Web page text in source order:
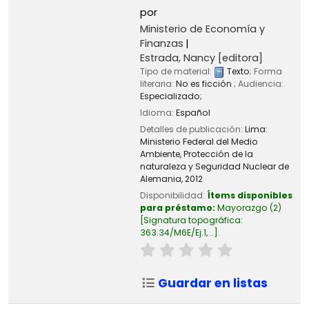
por
Ministerio de Economía y
Finanzas
Estrada, Nancy[editora]
Tipo de material: Texto; Forma
literaria: No es ficción ; Audiencia:
Especializado;
Idioma: Español
Detalles de publicación: Lima:
Ministerio Federal del Medio
Ambiente, Protección de la
naturaleza y Seguridad Nuclear de
Alemania,2012
Disponibilidad: Ítems disponibles
para préstamo: Mayorazgo (2)
Signatura topográfica:
363.34/M6E/Ej.1, .. .
Guardar en listas